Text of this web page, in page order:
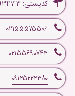
کدپستی: ۱۱۹۸۹۳۴۷۱۳-فروش آنلاین و حضوری
۰۲۱۵۵۵۷۵۵۰۶
۰۲۱۵۵۶۹۰۷۴۳
۰۹۱۲۵۲۲۲۳۸۰